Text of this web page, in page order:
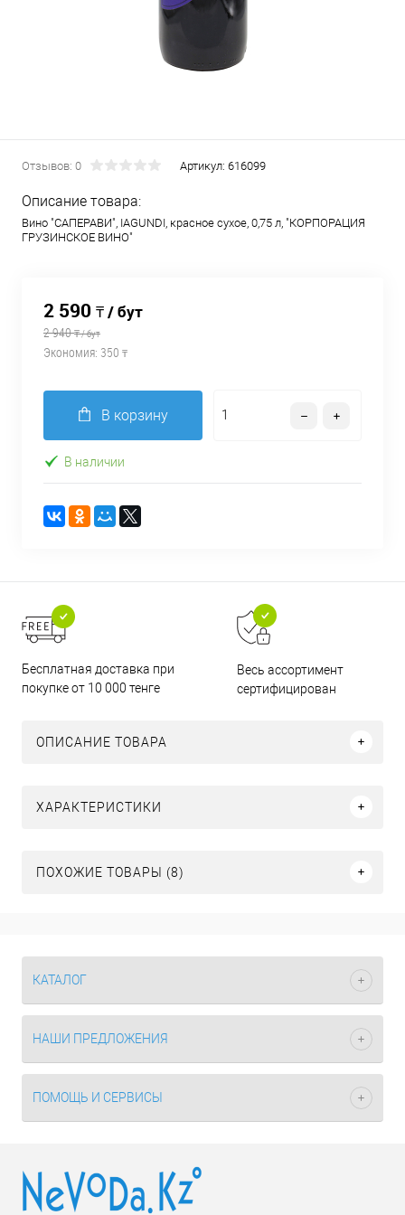
Отзывов: 0 Артикул: 616099
Описание товара:
Вино "САПЕРАВИ", IAGUNDI, красное сухое, 0,75 л, "КОРПОРАЦИЯ
ГРУЗИНСКОЕ ВИНО"
2 590 ₸ / бут
2 940₸ / бут
Экономия: 350 ₸
В корзину
В наличии
Бесплатная доставка при
покупке от 10 000 тенге
Весь ассортимент
сертифицирован
ОПИСАНИЕ ТОВАРА
ХАРАКТЕРИСТИКИ
ПОХОЖИЕ ТОВАРЫ (8)
КАТАЛОГ
НАШИ ПРЕДЛОЖЕНИЯ
ПОМОЩЬ И СЕРВИСЫ